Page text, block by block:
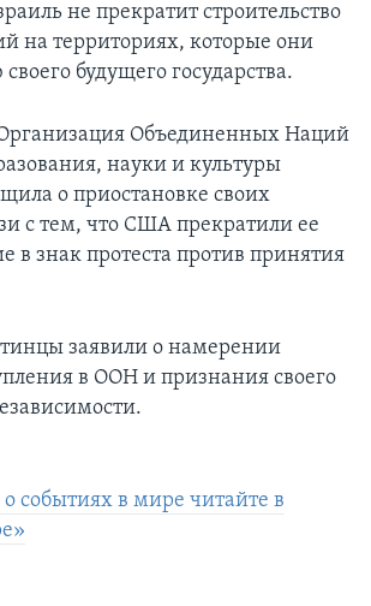
не прекратит строительство
на территориях, которые они
будущего государства.
Объединенных Наций
науки и культуры
о приостановке своих
с тем, что США прекратили ее
в знак протеста против принятия
заявили о намерении
в ООН и признания своего
событиях в мире читайте в